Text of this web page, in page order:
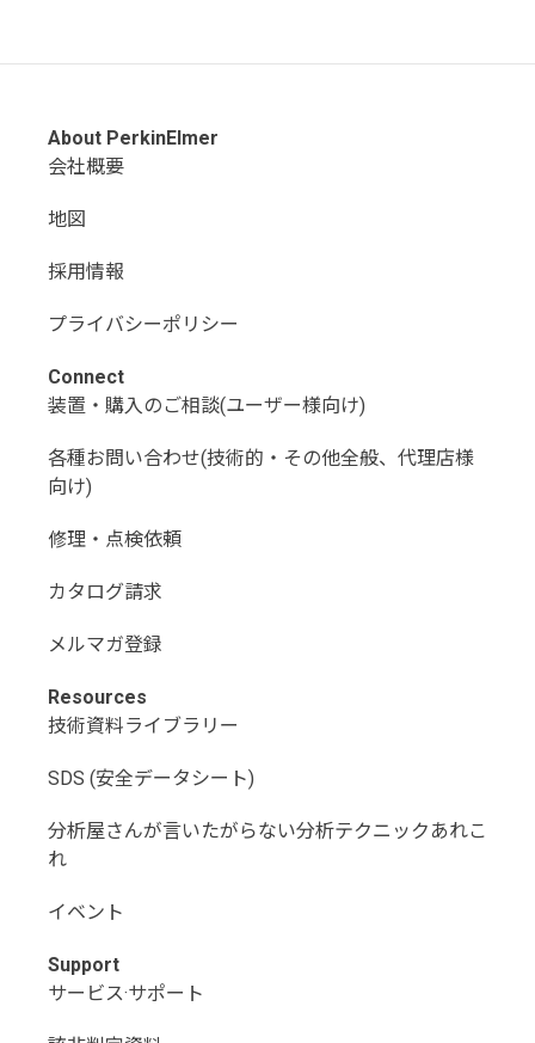
About PerkinElmer
会社概要
地図
採用情報
プライバシーポリシー
Connect
装置・購入のご相談(ユーザー様向け)
各種お問い合わせ(技術的・その他全般、代理店様
向け)
修理・点検依頼
カタログ請求
メルマガ登録
Resources
技術資料ライブラリー
SDS (安全データシート)
分析屋さんが言いたがらない分析テクニックあれこ
れ
イベント
Support
サービス·サポート